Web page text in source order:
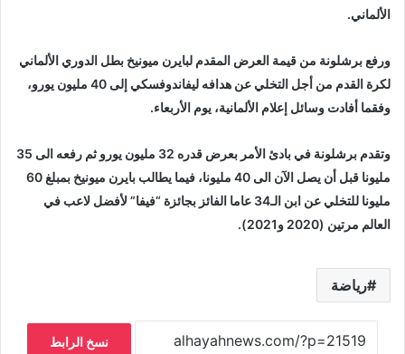
الألماني.
ورفع برشلونة من قيمة العرض المقدم لبايرن ميونيخ بطل الدوري الألماني
لكرة القدم من أجل التخلي عن هدافه ليفاندوفسكي إلى 40 مليون يورو،
وفقما أفادت وسائل إعلام الألمانية، يوم الأربعاء.
وتقدم برشلونة في بادئ الأمر بعرض قدره 32 مليون يورو ثم رفعه الى 35
مليونا قبل أن يصل الآن الى 40 مليونا، فيما يطالب بايرن ميونيخ بمبلغ 60
مليونا للتخلي عن ابن الـ34 عاما الفائز بجائزة “فيفا” لأفضل لاعب في
العالم مرتين (2020 و2021).
رياضة
نسخ الرابط